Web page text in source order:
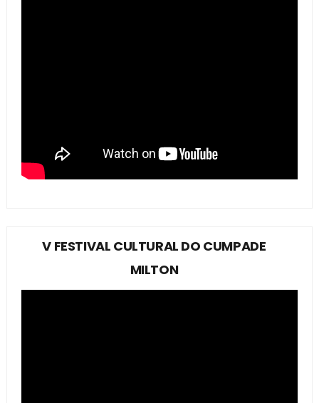
V FESTIVAL CULTURAL DO CUMPADE
MILTON